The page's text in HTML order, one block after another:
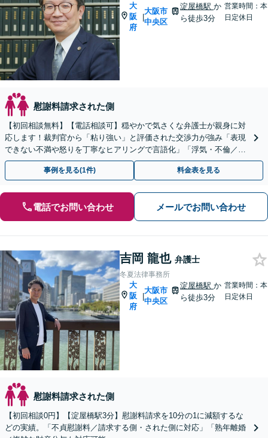
大
阪
府
|
大阪市
中央区
淀屋橋駅か
ら徒歩3分
営業時間：本
日定休日
慰謝料請求された側
【初回相談無料】【電話相談可】穏やかで気さくな弁護士が親身に対
応します！裁判官から「粘り強い」と評価された交渉力が強み「表現
できない不満や怒りを丁寧なヒアリングで言語化」「浮気・不倫／慰
謝料請求サポート」【子連れ相談可】【休日・夜間相談可】
事例を見る(1件) 料金表を見る
電話でお問い合わせ メールでお問い合わせ
吉岡 龍也 弁護士
冬夏法律事務所
大
阪
府
|
大阪市
中央区
淀屋橋駅か
ら徒歩3分
営業時間：本
日定休日
慰謝料請求された側
【初回相談0円】【淀屋橋駅3分】慰謝料請求を10分の1に減額するな
どの実績。「不貞慰謝料／請求する側・された側に対応」「熟年離婚